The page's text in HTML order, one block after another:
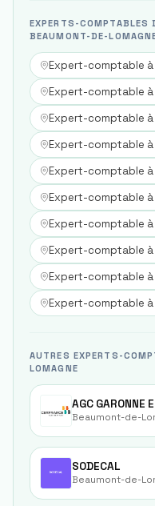
EXPERTS-COMPTABLES
BEAUMONT-DE-
Expert-comptable à
Expert-comptable à
Expert-comptable à
Expert-comptable à
Expert-comptable à
Expert-comptable à
Expert-comptable à
Expert-comptable à
Expert-comptable à
Expert-comptable à
AUTRES EXPERTS-
LOMAGNE
AGC GARONNE
Beaumont-de-
SODECAL
Beaumont-de-